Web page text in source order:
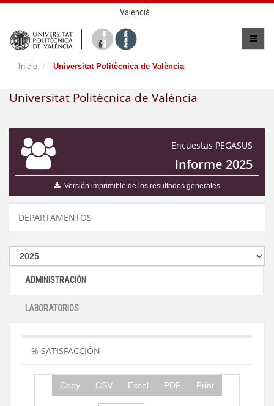
Valencià
Inicio Universitat Politècnica de València
Universitat Politècnica de València
Encuestas PEGASUS
Informe 2025
Versión imprimible de los resultados generales
DEPARTAMENTOS
ADMINISTRACIÓN
LABORATORIOS
% SATISFACCIÓN
Copy CSV Excel PDF Print